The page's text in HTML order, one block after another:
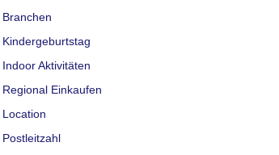
Branchen
Kindergeburtstag
Indoor Aktivitäten
Regional Einkaufen
Location
Postleitzahl